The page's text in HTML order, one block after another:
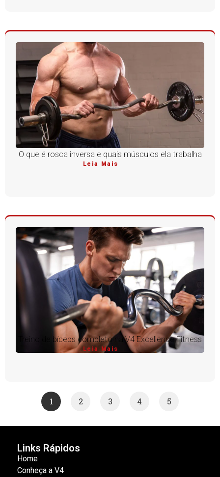
O que é rosca inversa e quais músculos ela trabalha
Leia Mais
Treino de bíceps completo na V4 Excellence Fitness
Leia Mais
1 2 3 4 5
Links Rápidos
Home
Conheça a V4